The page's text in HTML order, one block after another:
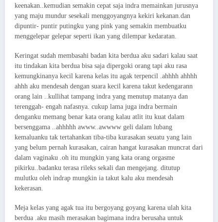
keenakan..kemudian semakin cepat saja indra memainkan jurusnya
yang maju mundur sesekali menggoyangnya kekiri kekanan.dan
dipuntir- puntir putingku yang pink yang semakin membuatku
menggelepar gelepar seperti ikan yang dilempar kedaratan.
Keringat sudah membasahi badan kita berdua aku sadari kalau saat
itu tindakan kita berdua bisa saja dipergoki orang tapi aku rasa
kemungkinanya kecil karena kelas itu agak terpencil .ahhhh ahhhh
ahhh aku mendesah dengan suara kecil karena takut kedengarann
orang lain ..kullihat tampang indra yang menutup matanya dan
terenggah- engah nafasnya. cukup lama juga indra bermain
denganku memang benar kata orang kalau atlit itu kuat dalam
bersenggama ..ahhhhh awww..awwww geli dalam lubang
kemaluanku tak tertahankan tiba-tiba kurasakan seuatu yang lain
yang belum pernah kurasakan, cairan hangat kurasakan muncrat dari
dalam vaginaku .oh itu mungkin yang kata orang orgasme
pikirku..badanku terasa rileks sekali dan mengejang. ditutup
mulutku oleh indrap mungkin ia takut kalu aku mendesah
kekerasan.
Meja kelas yang agak tua itu bergoyang goyang karena ulah kita
berdua .aku masih merasakan bagimana indra berusaha untuk